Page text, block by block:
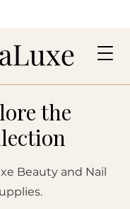
the
Beauty and Nail